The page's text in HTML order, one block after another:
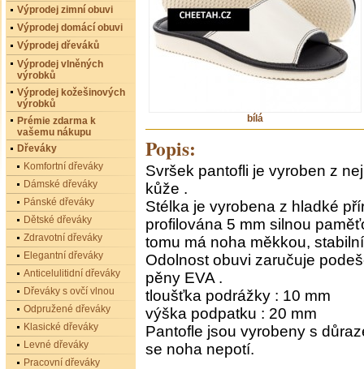
bílá
Popis:
Svršek pantofli je vyroben z
kůže .
Stélka je vyrobena z hladké
profilována 5 mm silnou
tomu má noha měkkou,
Odolnost obuvi zaručuje
pěny EVA .
tloušťka podrážky : 10 mm
výška podpatku : 20 mm
Pantofle jsou vyrobeny s
se noha nepotí.
Výprodej zimní obuvi
Výprodej domácí obuvi
Výprodej dřeváků
Výprodej vlněných
výrobků
Výprodej kožešinových
výrobků
Prémie zdarma k
vašemu nákupu
Dřeváky
Komfortní dřeváky
Dámské dřeváky
Pánské dřeváky
Dětské dřeváky
Zdravotní dřeváky
Elegantní dřeváky
Anticelulitidní dřeváky
Dřeváky s ovčí vlnou
Odpružené dřeváky
Klasické dřeváky
Levné dřeváky
Pracovní dřeváky